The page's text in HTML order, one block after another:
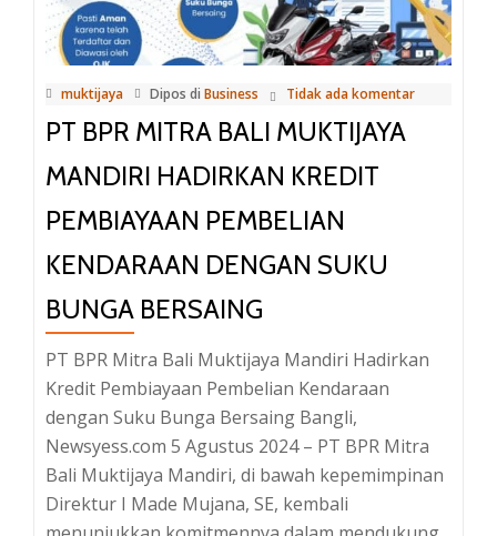
Muktijaya
Mandiri:
Menuju
Penguatan
Identitas
Peran
dalam
muktijaya Dipos di Business Tidak ada komentar
PT BPR MITRA BALI MUKTIJAYA
MANDIRI HADIRKAN KREDIT
PEMBIAYAAN PEMBELIAN
KENDARAAN DENGAN SUKU
BUNGA BERSAING
PT BPR Mitra Bali Muktijaya Mandiri Hadirkan
Kredit Pembiayaan Pembelian Kendaraan
dengan Suku Bunga Bersaing Bangli,
Newsyess.com 5 Agustus 2024 – PT BPR Mitra
Bali Muktijaya Mandiri, di bawah kepemimpinan
Direktur I Made Mujana, SE, kembali